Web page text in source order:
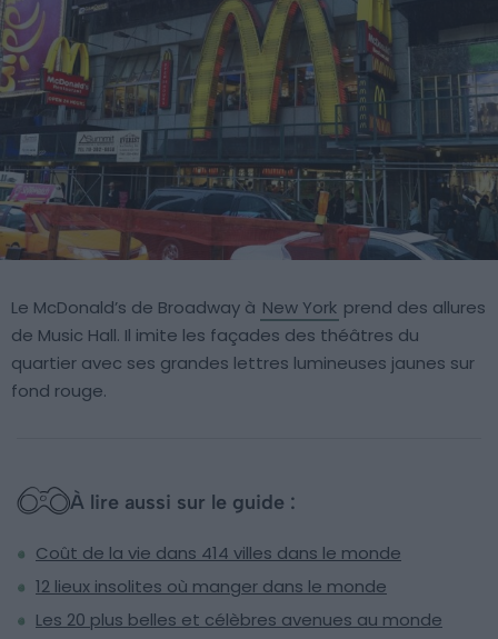
Le McDonald’s de Broadway à New York prend des allures
de Music Hall. Il imite les façades des théâtres du
quartier avec ses grandes lettres lumineuses jaunes sur
fond rouge.
À lire aussi sur le guide :
Coût de la vie dans 414 villes dans le monde
12 lieux insolites où manger dans le monde
Les 20 plus belles et célèbres avenues au monde